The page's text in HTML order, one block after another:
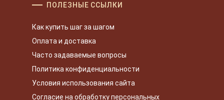
ПОЛЕЗНЫЕ ССЫЛКИ
Как купить шаг за шагом
Оплата и доставка
Часто задаваемые вопросы
Политика конфиденциальности
Условия использования сайта
Согласие на обработку персональных